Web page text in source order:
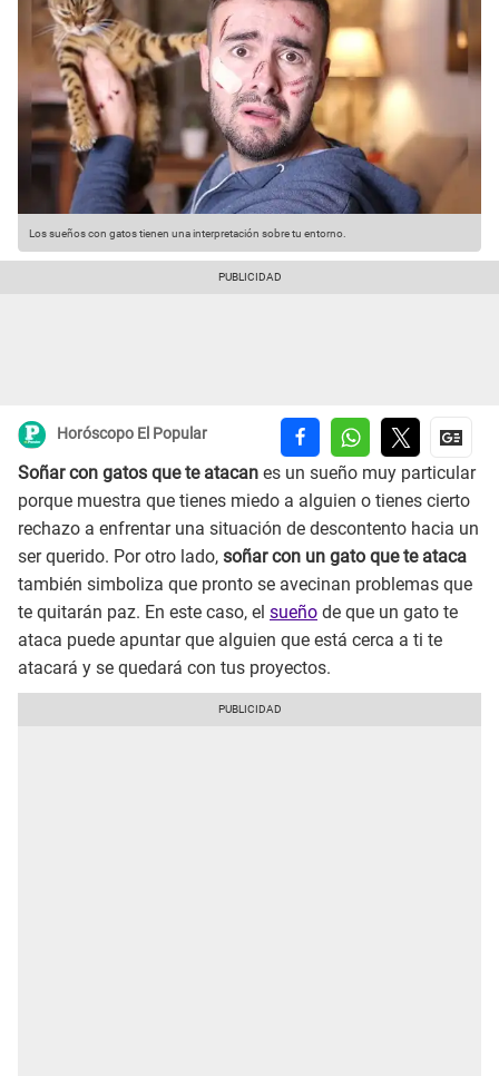
Los sueños con gatos tienen una interpretación sobre tu entorno.
Horóscopo El Popular
Soñar con gatos que te atacan es un sueño muy particular
porque muestra que tienes miedo a alguien o tienes cierto
rechazo a enfrentar una situación de descontento hacia un
ser querido. Por otro lado, soñar con un gato que te ataca
también simboliza que pronto se avecinan problemas que
te quitarán paz. En este caso, el sueño de que un gato te
ataca puede apuntar que alguien que está cerca a ti te
atacará y se quedará con tus proyectos.